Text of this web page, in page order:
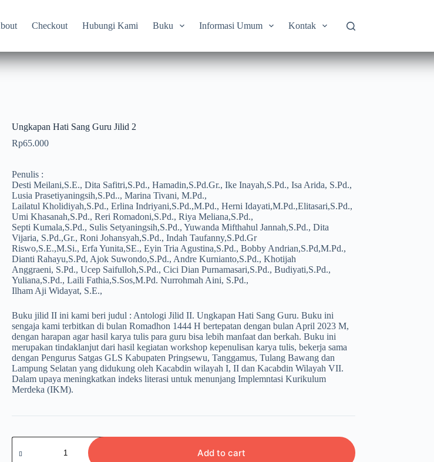
Checkout Hubungi Kami Buku Informasi Umum Kontak
Ungkapan Hati Sang Guru Jilid 2
Rp65.000
Penulis :
Desti Meilani,S.E., Dita Safitri,S.Pd., Hamadin,S.Pd.Gr., Ike Inayah,S.Pd., Isa Arida, S.Pd.,
Lusia Prasetiyaningsih,S.Pd.., Marina Tivani, M.Pd.,
Lailatul Kholidiyah,S.Pd., Erlina Indriyani,S.Pd.,M.Pd., Herni Idayati,M.Pd.,Elitasari,S.Pd.,
Umi Khasanah,S.Pd., Reri Romadoni,S.Pd., Riya Meliana,S.Pd.,
Septi Kumala,S.Pd., Sulis Setyaningsih,S.Pd., Yuwanda Mifthahul Jannah,S.Pd., Dita
Vijaria, S.Pd.,Gr., Roni Johansyah,S.Pd., Indah Taufanny,S.Pd.Gr
Riswo,S.E.,M.Si., Erfa Yunita,SE., Eyin Tria Agustina,S.Pd., Bobby Andrian,S.Pd,M.Pd.,
Dianti Rahayu,S.Pd, Ajok Suwondo,S.Pd., Andre Kurnianto,S.Pd., Khotijah
Anggraeni, S.Pd., Ucep Saifulloh,S.Pd., Cici Dian Purnamasari,S.Pd., Budiyati,S.Pd.,
Yuliana,S.Pd., Laili Fathia,S.Sos,M.Pd. Nurrohmah Aini, S.Pd.,
Ilham Aji Widayat, S.E.,
Buku jilid II ini kami beri judul : Antologi Jilid II. Ungkapan Hati Sang Guru. Buku ini
sengaja kami terbitkan di bulan Romadhon 1444 H bertepatan dengan bulan April 2023 M,
dengan harapan agar hasil karya tulis para guru bisa lebih manfaat dan berkah. Buku ini
merupakan tindaklanjut dari hasil kegiatan workshop kepenulisan karya tulis, bekerja sama
dengan Pengurus Satgas GLS Kabupaten Pringsewu, Tanggamus, Tulang Bawang dan
Lampung Selatan yang didukung oleh Kacabdin wilayah I, II dan Kacabdin Wilayah VII.
Dalam upaya meningkatkan indeks literasi untuk menunjang Implemntasi Kurikulum
Merdeka (IKM).
Ungkapan
Hati
Add to cart